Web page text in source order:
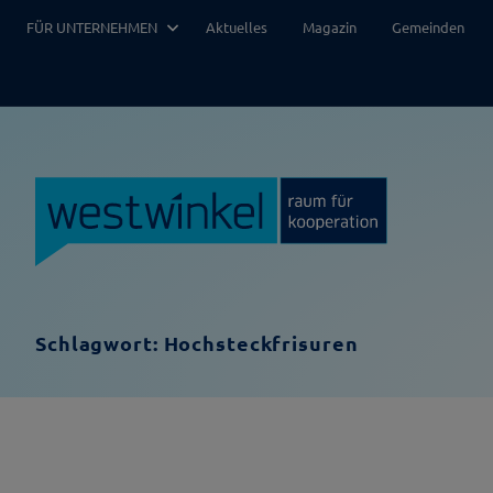
FÜR UNTERNEHMEN Aktuelles Magazin Gemeinden
Schlagwort: Hochsteckfrisuren